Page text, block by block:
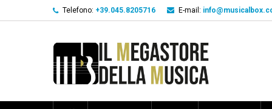
Telefono: +39.045.8205716 E-mail: